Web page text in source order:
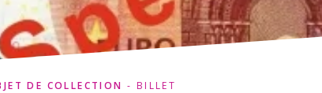
DE COLLECTION - BILLET